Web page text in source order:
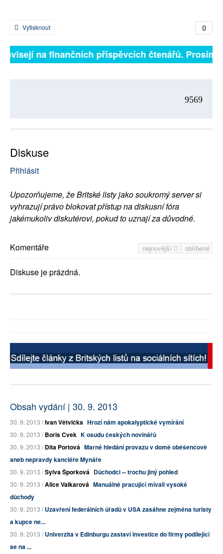
0
Vytisknout
na finančních příspěvcích čtenářů.
9569
Diskuse
Přihlásit
Upozorňujeme, že Britské listy jako soukromý server si
vyhrazují právo blokovat přístup na diskusní fóra
jakémukoliv diskutérovi, pokud to uznají za důvodné.
nejnovější oblíbené
Komentáře
Diskuse je prázdná.
Obsah vydání | 30. 9. 2013
30. 9. 2013 /Ivan Větvička Hrozí nám apokalyptické vymírání
30. 9. 2013 /Boris Cvek K osudu českých novinářů
30. 9. 2013 /Dita Portová Marné hledání provazu v domě oběšencově
aneb nepravdy kancléře Mynáře
30. 9. 2013 /Sylva Šporková Důchodci -- trochu jiný pohled
30. 9. 2013 /Alice Valkarová Manuálně pracující mívali vysoké
důchody
30. 9. 2013 /Uzavření federálních úřadů v USA zasáhne zejména turisty
a kupce ne...
30. 9. 2013 /Univerzita v Edinburgu zastaví investice do firmy podílející
se na ...